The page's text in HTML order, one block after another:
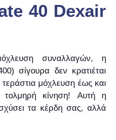
40 Dexair
συναλλαγών, η
σίγουρα δεν κρατιέται
μόχλευση έως και
τολμηρή κίνηση! Αυτή η
τα κέρδη σας, αλλά